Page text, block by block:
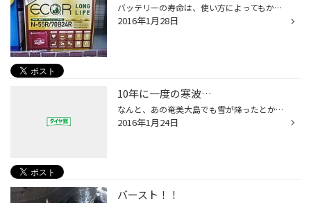
バッテリーの寿命は、使い方によってもかなり違ってきます。 例えば、消費電力の大きなものを搭載していたり、 いつも混んでいる道を走っていたり、自動車の利用頻度が少なかったり、 毎日使うけどスーパーへの買い物など10分～15分でエンジンを切ってしまうような乗り方。 こういった場合は、寿命...
2016年1月28日
10年に一度の寒波…
なんと、あの奄美大島でも雪が降ったとか！？ テレビのニュースを見て吃驚です。 千葉県周辺は・・・雪マークがついておりませんでしたが（＾▽＾； バケツの中の水が凍っているのを見ました。 水が凍るって、相当寒いですよね。肌に突き刺さる寒さです；； 先日の雪予報で冬タイヤとホイールの在庫...
2016年1月24日
バースト！！